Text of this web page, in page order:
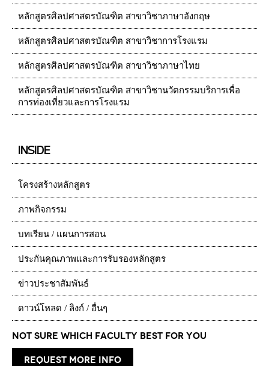
หลักสูตรศิลปศาสตรบัณฑิต สาขาวิชาภาษาอังกฤษ
หลักสูตรศิลปศาสตรบัณฑิต สาขาวิชาการโรงแรม
หลักสูตรศิลปศาสตรบัณฑิต สาขาวิชาภาษาไทย
หลักสูตรศิลปศาสตรบัณฑิต สาขาวิชานวัตกรรมบริการเพื่อ
การท่องเที่ยวและการโรงแรม
INSIDE
โครงสร้างหลักสูตร
ภาพกิจกรรม
บทเรียน / แผนการสอน
ประกันคุณภาพและการรับรองหลักสูตร
ข่าวประชาสัมพันธ์
ดาวน์โหลด / ลิงก์ / อื่นๆ
Not Sure which Faculty best for you
request more info